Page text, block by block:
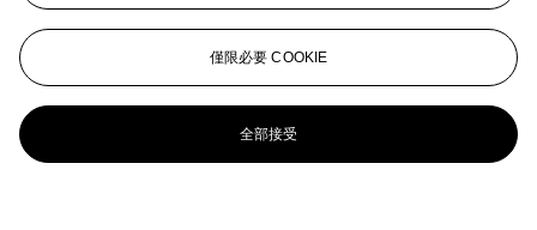
僅限必要 COOKIE
全部接受